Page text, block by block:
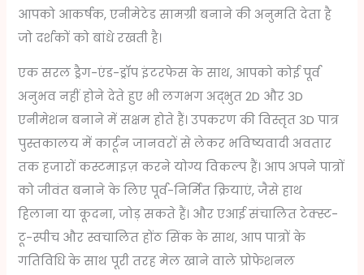
आपको आकर्षक, एनीमेटेड सामग्री बनाने की अनुमति देता है
जो दर्शकों को बांधे रखती है।
एक सरल ड्रैग-एंड-ड्रॉप इंटरफेस के साथ, आपको कोई पूर्व
अनुभव नहीं होने देते हुए भी लगभग अद्भुत 2D और 3D
एनीमेशन बनाने में सक्षम होते हैं। उपकरण की विस्तृत 3D पात्र
पुस्तकालय में कार्टून जानवरों से लेकर भविष्यवादी अवतार
तक हजारों कस्टमाइज़ करने योग्य विकल्प हैं। आप अपने पात्रों
को जीवंत बनाने के लिए पूर्व-निर्मित क्रियाएं, जैसे हाथ
हिलाना या कूदना, जोड़ सकते हैं। और एआई संचालित टेक्स्ट-
टू-स्पीच और स्वचालित होंठ सिंक के साथ, आप पात्रों के
गतिविधि के साथ पूरी तरह मेल खाने वाले प्रोफेशनल